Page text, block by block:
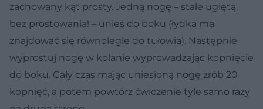
zachowany kąt prosty. Jedną nogę – stale ugiętą,
bez prostowania! – unieś do boku (łydka ma
znajdować się równolegle do tułowia). Następnie
wyprostuj nogę w kolanie wyprowadzając kopnięcie
do boku. Cały czas mając uniesioną nogę zrób 20
kopnięć, a potem powtórz ćwiczenie tyle samo razy